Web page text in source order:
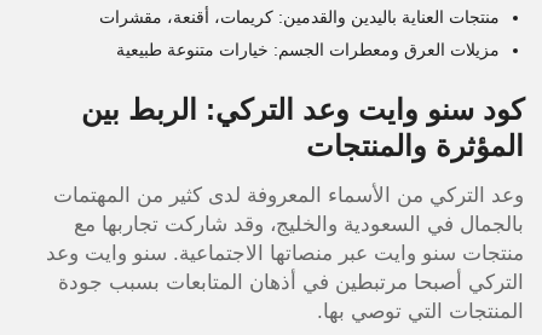
منتجات العناية باليدين والقدمين: كريمات، أقنعة، مقشرات
مزيلات العرق ومعطرات الجسم: خيارات متنوعة طبيعية
كود سنو وايت وعد التركي: الربط بين
المؤثرة والمنتجات
وعد التركي من الأسماء المعروفة لدى كثير من المهتمات
بالجمال في السعودية والخليج، وقد شاركت تجاربها مع
منتجات سنو وايت عبر منصاتها الاجتماعية. سنو وايت وعد
التركي أصبحا مرتبطين في أذهان المتابعات بسبب جودة
المنتجات التي توصي بها.